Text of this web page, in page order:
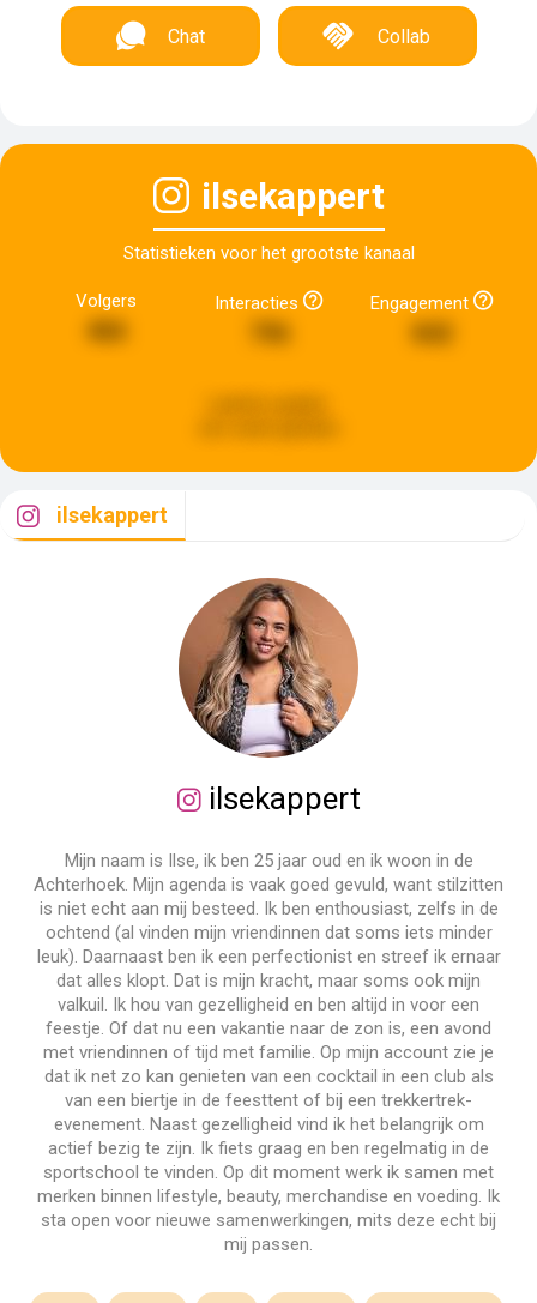
Chat Collab
ilsekappert
Statistieken voor het grootste kanaal
Volgers
466
Interacties Engagement
842
ilsekappert
ilsekappert
Mijn naam is Ilse, ik ben 25 jaar oud en ik woon in de
Achterhoek. Mijn agenda is vaak goed gevuld, want stilzitten
is niet echt aan mij besteed. Ik ben enthousiast, zelfs in de
ochtend (al vinden mijn vriendinnen dat soms iets minder
leuk). Daarnaast ben ik een perfectionist en streef ik ernaar
dat alles klopt. Dat is mijn kracht, maar soms ook mijn
valkuil. Ik hou van gezelligheid en ben altijd in voor een
feestje. Of dat nu een vakantie naar de zon is, een avond
met vriendinnen of tijd met familie. Op mijn account zie je
dat ik net zo kan genieten van een cocktail in een club als
van een biertje in de feesttent of bij een trekkertrek-
evenement. Naast gezelligheid vind ik het belangrijk om
actief bezig te zijn. Ik fiets graag en ben regelmatig in de
sportschool te vinden. Op dit moment werk ik samen met
merken binnen lifestyle, beauty, merchandise en voeding. Ik
sta open voor nieuwe samenwerkingen, mits deze echt bij
mij passen.